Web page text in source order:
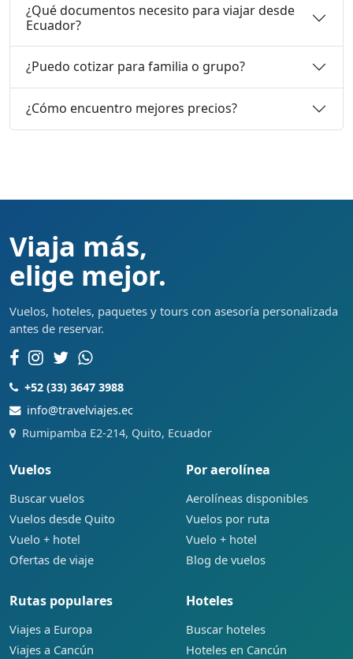
¿Qué documentos necesito para viajar desde
Ecuador?
¿Puedo cotizar para familia o grupo?
¿Cómo encuentro mejores precios?
Viaja más,
elige mejor.
Vuelos, hoteles, paquetes y tours con asesoría personalizada
antes de reservar.
+52 (33) 3647 3988
info@travelviajes.ec
Rumipamba E2-214, Quito, Ecuador
Vuelos
Buscar vuelos
Vuelos desde Quito
Vuelo + hotel
Ofertas de viaje
Por aerolínea
Aerolíneas disponibles
Vuelos por ruta
Vuelo + hotel
Blog de vuelos
Rutas populares
Viajes a Europa
Viajes a Cancún
Hoteles
Buscar hoteles
Hoteles en Cancún